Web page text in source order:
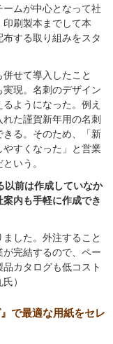
ムが中心となって社
刷製本までして本
する取り組みをスタ
せて導入したこと
現。名刺のデザイン
ようになった。例え
た謹賀新年用の名刺
きる。そのため、「新
すくなった」と営業
いう。
以前は作成していなか
内も手軽に作成でき
ました。外注すること
完結するので、ペー
カタログも低コスト
）
で最適な用紙をセレ